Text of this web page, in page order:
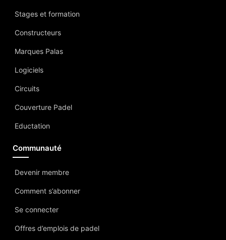
Stages et formation
Constructeurs
Marques Palas
Logiciels
Circuits
Couverture Padel
Eductation
Communauté
Devenir membre
Comment s’abonner
Se connecter
Offres d’emplois de padel